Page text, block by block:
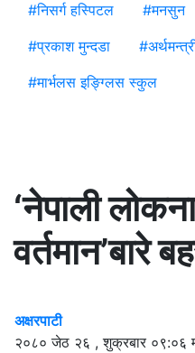
#निसर्ग हस्पिटल #मनसुन
#प्रकाश मुन्दडा #
#मार्भलस इङ्ग्लिस स्कुल
‘नेपाली
वर्तमान’बारे
अक्षरपाटी
२०८० जेठ २६ , शुक्रबार ०९:०६